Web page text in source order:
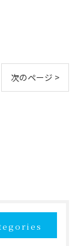
次のページ >